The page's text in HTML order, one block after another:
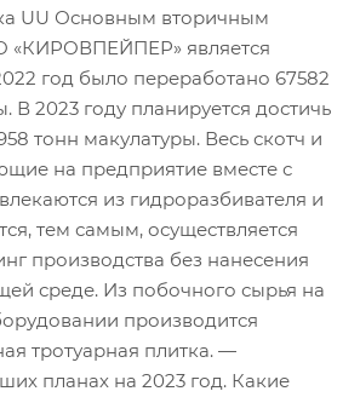
UU Основным вторичным
«КИРОВПЕЙПЕР» является
год было переработано 67582
В 2023 году планируется достичь
тонн макулатуры. Весь скотч и
на предприятие вместе с
из гидроразбивателя и
тем самым, осуществляется
производства без нанесения
среде. Из побочного сырья на
производится
тротуарная плитка. —
планах на 2023 год. Какие